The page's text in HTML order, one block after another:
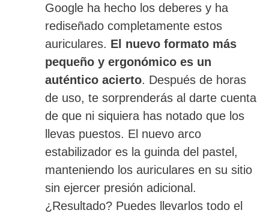
Google ha hecho los deberes y ha
rediseñado completamente estos
auriculares. El nuevo formato más
pequeño y ergonómico es un
auténtico acierto. Después de horas
de uso, te sorprenderás al darte cuenta
de que ni siquiera has notado que los
llevas puestos. El nuevo arco
estabilizador es la guinda del pastel,
manteniendo los auriculares en su sitio
sin ejercer presión adicional.
¿Resultado? Puedes llevarlos todo el